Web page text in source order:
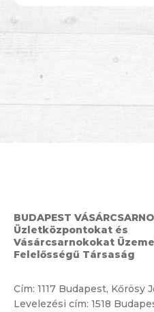
BUDAPEST
Üzletközpontokat és
Vásárcsarnokokat
Felelősségű Társaság
Cím: 1117 Budapest, Kőrösy
Levelezési cím: 1518